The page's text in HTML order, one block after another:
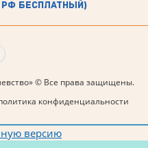
рф бесплатный)
© Все права защищены.
конфиденциальности
версию